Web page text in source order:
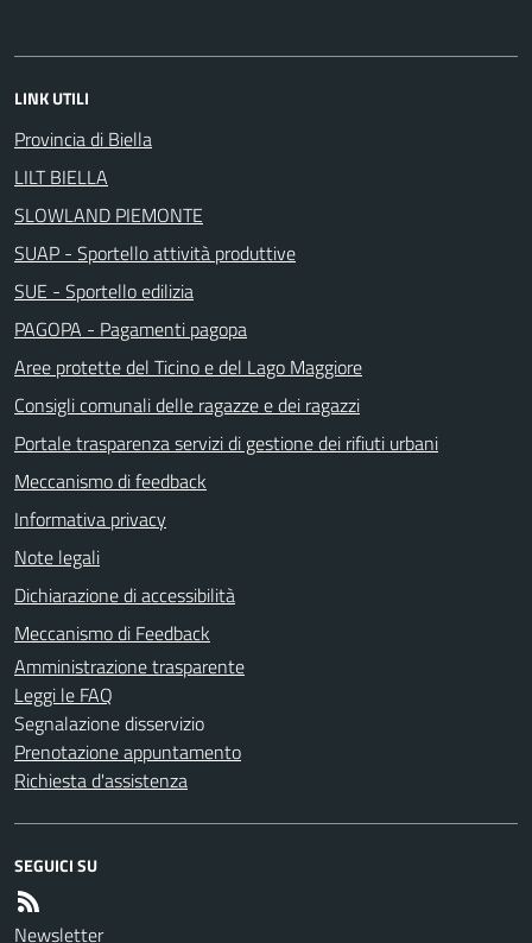
LINK UTILI
Provincia di Biella
LILT BIELLA
SLOWLAND PIEMONTE
SUAP - Sportello attività produttive
SUE - Sportello edilizia
PAGOPA - Pagamenti pagopa
Aree protette del Ticino e del Lago Maggiore
Consigli comunali delle ragazze e dei ragazzi
Portale trasparenza servizi di gestione dei rifiuti urbani
Meccanismo di feedback
Informativa privacy
Note legali
Dichiarazione di accessibilità
Meccanismo di Feedback
Amministrazione trasparente
Leggi le FAQ
Segnalazione disservizio
Prenotazione appuntamento
Richiesta d'assistenza
SEGUICI SU
Newsletter